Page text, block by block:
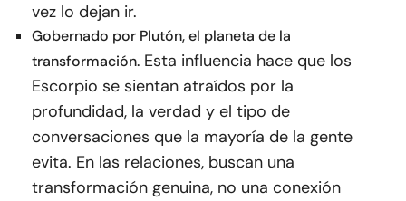
vez lo dejan ir.
Gobernado por Plutón, el planeta de la
transformación. Esta influencia hace que los
Escorpio se sientan atraídos por la
profundidad, la verdad y el tipo de
conversaciones que la mayoría de la gente
evita. En las relaciones, buscan una
transformación genuina, no una conexión